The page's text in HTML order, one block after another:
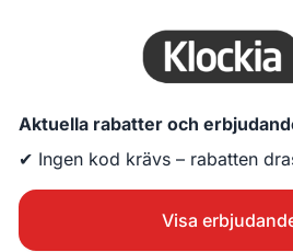
Aktuella rabatter och
✔ Ingen kod krävs – rabatten
Visa